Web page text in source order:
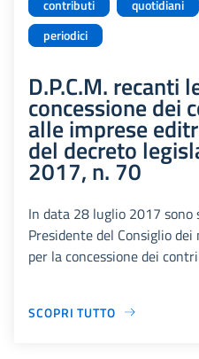
contributi
quotidiani
periodici
D.P.C.M. recanti
concessione dei
alle imprese
del decreto
2017, n. 70
In data 28 luglio 2017
Presidente del Consiglio
per la concessione dei
SCOPRI TUTTO